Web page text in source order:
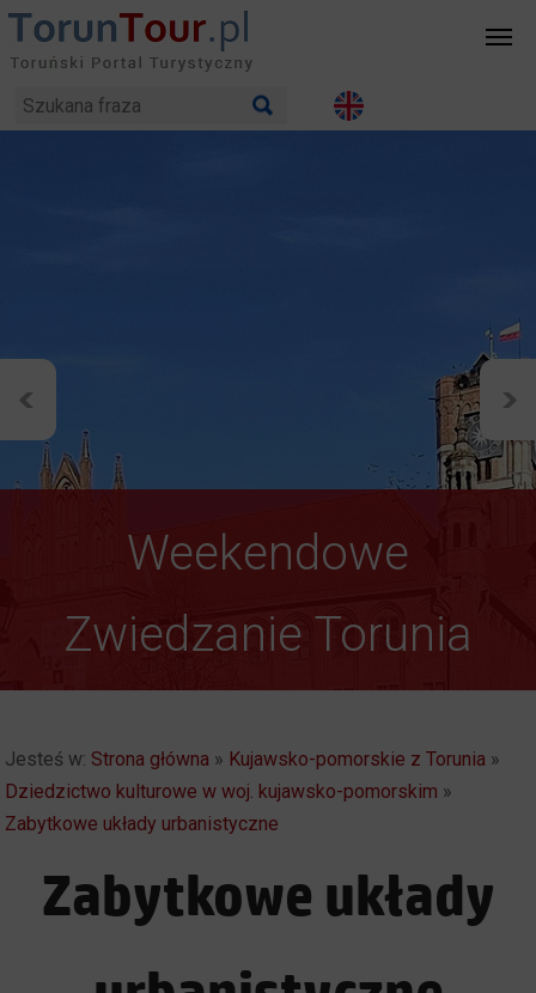
Weekendowe
Zwiedzanie Torunia
Jesteś w: Strona główna » Kujawsko-pomorskie z Torunia »
Dziedzictwo kulturowe w woj. kujawsko-pomorskim »
Zabytkowe układy urbanistyczne
Zabytkowe układy